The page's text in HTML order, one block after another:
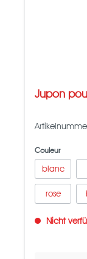
Jupon
Couleur
blanc
rose
Nicht